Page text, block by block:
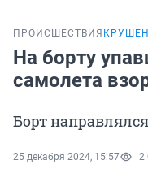
ПРОИСШЕСТВИЯ
На борту
самолета
Борт
25 декабря 2024, 15:57 2